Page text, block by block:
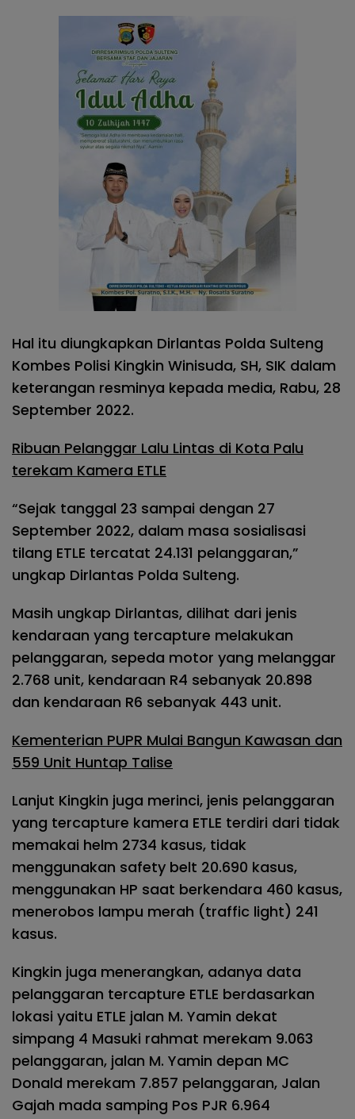
Hal itu diungkapkan Dirlantas Polda Sulteng
Kombes Polisi Kingkin Winisuda, SH, SIK dalam
keterangan resminya kepada media, Rabu, 28
September 2022.
Ribuan Pelanggar Lalu Lintas di Kota Palu
terekam Kamera ETLE
“Sejak tanggal 23 sampai dengan 27
September 2022, dalam masa sosialisasi
tilang ETLE tercatat 24.131 pelanggaran,”
ungkap Dirlantas Polda Sulteng.
Masih ungkap Dirlantas, dilihat dari jenis
kendaraan yang tercapture melakukan
pelanggaran, sepeda motor yang melanggar
2.768 unit, kendaraan R4 sebanyak 20.898
dan kendaraan R6 sebanyak 443 unit.
Kementerian PUPR Mulai Bangun Kawasan dan
559 Unit Huntap Talise
Lanjut Kingkin juga merinci, jenis pelanggaran
yang tercapture kamera ETLE terdiri dari tidak
memakai helm 2734 kasus, tidak
menggunakan safety belt 20.690 kasus,
menggunakan HP saat berkendara 460 kasus,
menerobos lampu merah (traffic light) 241
kasus.
Kingkin juga menerangkan, adanya data
pelanggaran tercapture ETLE berdasarkan
lokasi yaitu ETLE jalan M. Yamin dekat
simpang 4 Masuki rahmat merekam 9.063
pelanggaran, jalan M. Yamin depan MC
Donald merekam 7.857 pelanggaran, Jalan
Gajah mada samping Pos PJR 6.964